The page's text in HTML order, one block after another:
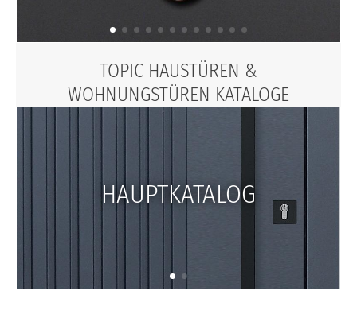
TOPIC HAUSTÜREN &
WOHNUNGSTÜREN KATALOGE
HAUPTKATALOG